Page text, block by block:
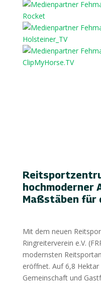
hochmoderner
Maßstäben für
Mit dem neuen
Ringreiterverein e.V.
modernsten
eröffnet. Auf 6,8
Gemeinschaft und